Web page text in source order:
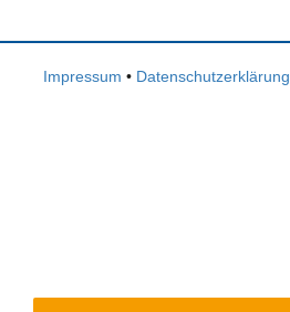
Impressum • Datenschutzerklärung